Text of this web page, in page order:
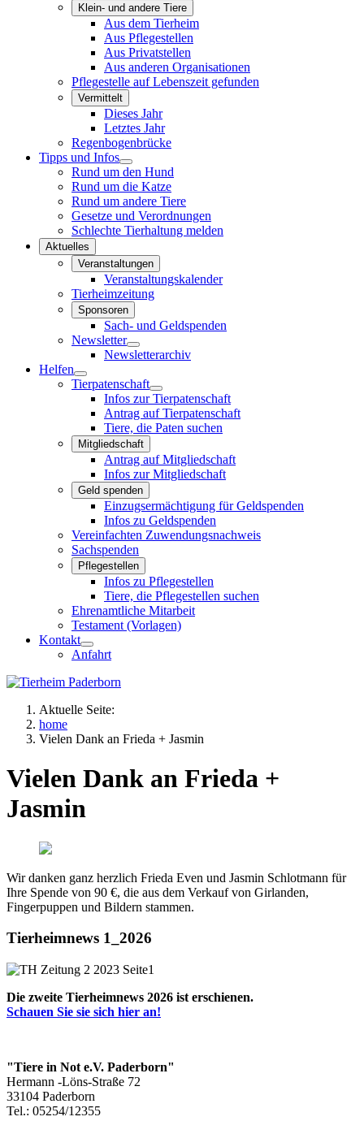
Klein- und andere Tiere
Aus dem Tierheim
Aus Pflegestellen
Aus Privatstellen
Aus anderen Organisationen
Pflegestelle auf Lebenszeit gefunden
Vermittelt
Dieses Jahr
Letztes Jahr
Regenbogenbrücke
Tipps und Infos
Rund um den Hund
Rund um die Katze
Rund um andere Tiere
Gesetze und Verordnungen
Schlechte Tierhaltung melden
Aktuelles
Veranstaltungen
Veranstaltungskalender
Tierheimzeitung
Sponsoren
Sach- und Geldspenden
Newsletter
Newsletterarchiv
Helfen
Tierpatenschaft
Infos zur Tierpatenschaft
Antrag auf Tierpatenschaft
Tiere, die Paten suchen
Mitgliedschaft
Antrag auf Mitgliedschaft
Infos zur Mitgliedschaft
Geld spenden
Einzugsermächtigung für Geldspenden
Infos zu Geldspenden
Vereinfachten Zuwendungsnachweis
Sachspenden
Pflegestellen
Infos zu Pflegestellen
Tiere, die Pflegestellen suchen
Ehrenamtliche Mitarbeit
Testament (Vorlagen)
Kontakt
Anfahrt
Aktuelle Seite:
home
Vielen Dank an Frieda + Jasmin
Vielen Dank an Frieda +
Jasmin
Wir danken ganz herzlich Frieda Even und Jasmin Schlotmann für
Ihre Spende von 90 €, die aus dem Verkauf von Girlanden,
Fingerpuppen und Bildern stammen.
Tierheimnews 1_2026
Die zweite Tierheimnews 2026 ist erschienen.
Schauen Sie sie sich hier an!
"Tiere in Not e.V. Paderborn"
Hermann -Löns-Straße 72
33104 Paderborn
Tel.: 05254/12355